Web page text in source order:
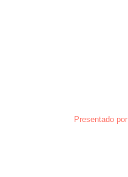
Presentado por